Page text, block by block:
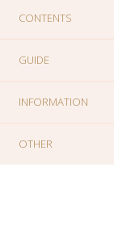
CONTENTS
GUIDE
INFORMATION
OTHER